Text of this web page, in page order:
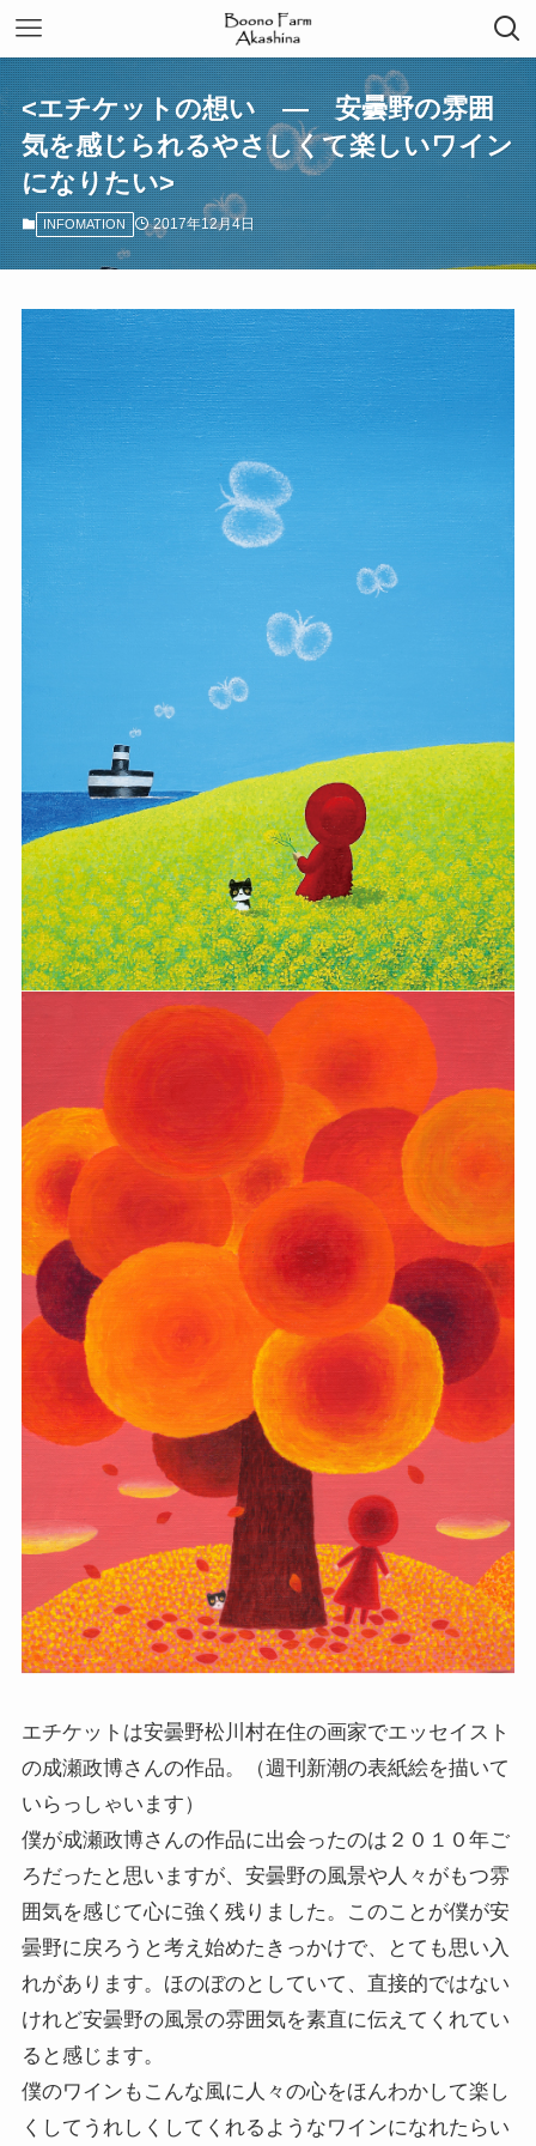
<エチケットの想い — 安曇野の雰囲
気を感じられるやさしくて楽しいワイン
になりたい>
INFOMATION 2017年12月4日
エチケットは安曇野松川村在住の画家でエッセイスト
の成瀬政博さんの作品。（週刊新潮の表紙絵を描いて
いらっしゃいます）
僕が成瀬政博さんの作品に出会ったのは２０１０年ご
ろだったと思いますが、安曇野の風景や人々がもつ雰
囲気を感じて心に強く残りました。このことが僕が安
曇野に戻ろうと考え始めたきっかけで、とても思い入
れがあります。ほのぼのとしていて、直接的ではない
けれど安曇野の風景の雰囲気を素直に伝えてくれてい
ると感じます。
僕のワインもこんな風に人々の心をほんわかして楽し
くしてうれしくしてくれるようなワインになれたらい